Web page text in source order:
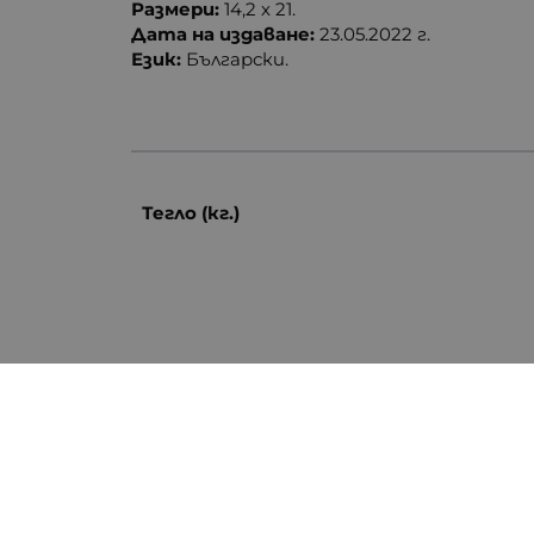
Размери: 14,2 х 21.
Дата на издаване: 23.05.2022 г.
Език: Български.
Тегло (кг.)